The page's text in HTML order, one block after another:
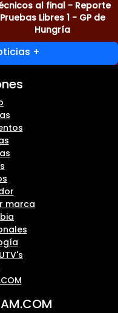
al final - Reporte
Pruebas Libres 1 - GP de
Hungría
+
marca